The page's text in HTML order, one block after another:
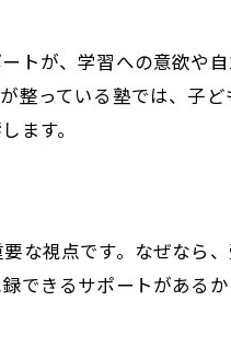
出す仕組み
の工夫
める理由
の役割
学力支援とは
割となる理由
トが、学習への意欲や
整っている塾では、子
ます。
な視点です。なぜなら
できるサポートがある